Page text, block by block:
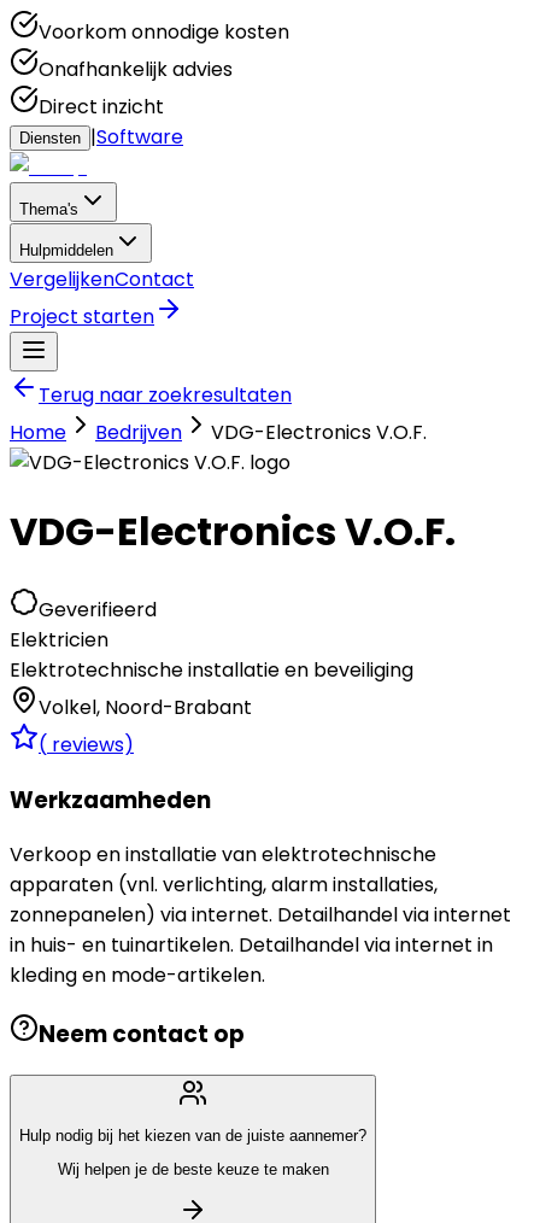
Voorkom onnodige kosten
Onafhankelijk advies
Direct inzicht
Diensten |Software
Thema's
Hulpmiddelen
VergelijkenContact
Project starten
Terug naar zoekresultaten
Home
Bedrijven VDG-Electronics V.O.F.
VDG-Electronics V.O.F.
Geverifieerd
Elektricien
Elektrotechnische installatie en beveiliging
Volkel, Noord-Brabant
( reviews)
Werkzaamheden
Verkoop en installatie van elektrotechnische
apparaten (vnl. verlichting, alarm installaties,
zonnepanelen) via internet. Detailhandel via internet
in huis- en tuinartikelen. Detailhandel via internet in
kleding en mode-artikelen.
Neem contact op
Hulp nodig bij het kiezen van de juiste aannemer?
Wij helpen je de beste keuze te maken